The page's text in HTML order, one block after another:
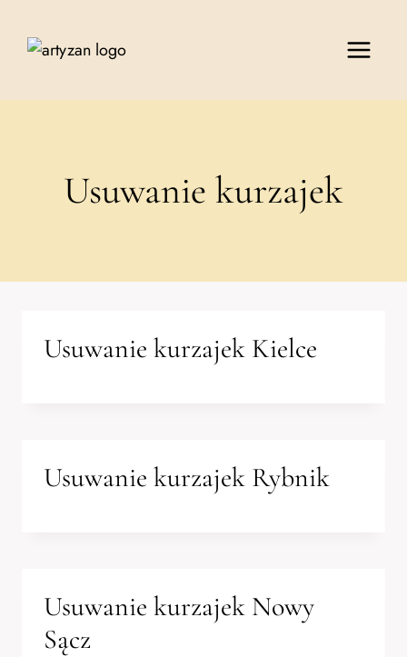
Usuwanie kurzajek
Usuwanie kurzajek Kielce
Usuwanie kurzajek Rybnik
Usuwanie kurzajek Nowy
Sącz